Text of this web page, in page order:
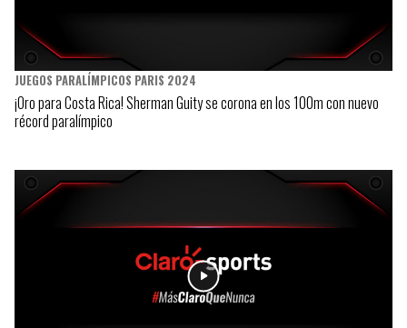
JUEGOS PARALÍMPICOS PARIS 2024
¡Oro para Costa Rica! Sherman Guity se corona en los 100m con nuevo
récord paralímpico